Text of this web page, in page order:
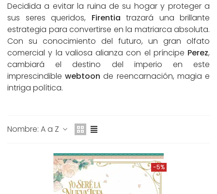
Decidida a evitar la ruina de su hogar y proteger a
sus seres queridos, Firentia trazará una brillante
estrategia para convertirse en la matriarca absoluta.
Con su conocimiento del futuro, un gran olfato
comercial y la valiosa alianza con el príncipe Perez,
cambiará el destino del imperio en este
imprescindiblewebtoon de reencarnación, magia e
intriga política.
Nombre: A a Z
-5%